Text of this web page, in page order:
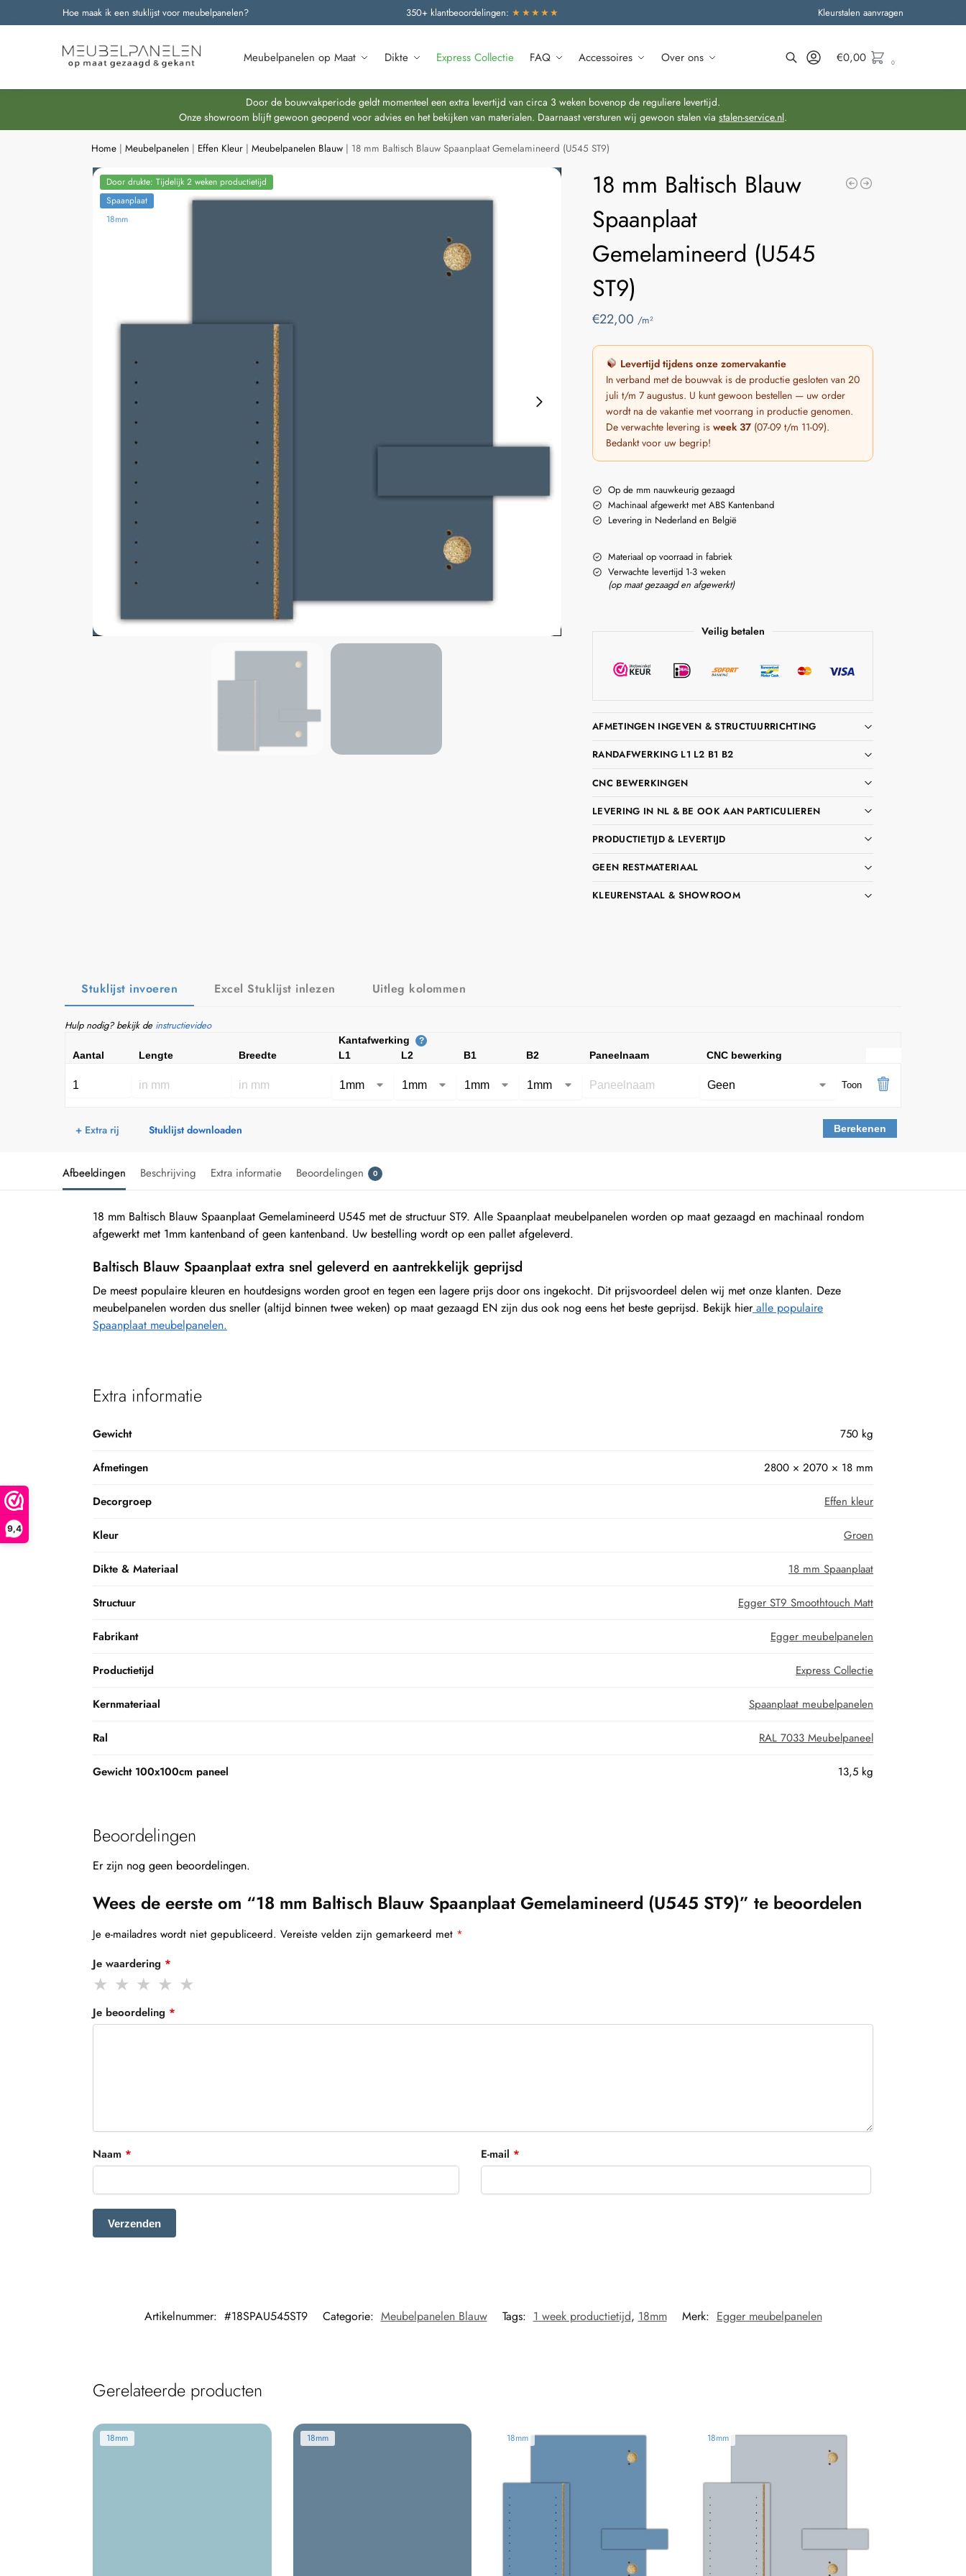
9,4
Hoe maak ik een stuklijst voor meubelpanelen? 350+ klantbeoordelingen: ★★★★★ Kleurstalen aanvragen
Meubelpanelen op Maat Dikte Express Collectie FAQ Accessoires Over ons
Onze nieuwste producten
€0,00 0
Door de bouwvakperiode geldt momenteel een extra levertijd van circa 3 weken bovenop de reguliere levertijd.
Onze showroom blijft gewoon geopend voor advies en het bekijken van materialen. Daarnaast versturen wij gewoon stalen via stalen-service.nl.
Home |Meubelpanelen | Effen Kleur |Meubelpanelen Blauw | 18 mm Baltisch Blauw Spaanplaat Gemelamineerd (U545 ST9)
Door drukte: Tijdelijk 2 weken productietijd
Spaanplaat
18mm
18 mm Baltisch Blauw
Spaanplaat
Gemelamineerd (U545
ST9)
€22,00 /m²
Levertijd tijdens onze zomervakantie
In verband met de bouwvak is de productie gesloten van 20
juli t/m 7 augustus. U kunt gewoon bestellen — uw order
wordt na de vakantie met voorrang in productie genomen.
De verwachte levering isweek 37 (07-09 t/m 11-09).
Bedankt voor uw begrip!
Op de mm nauwkeurig gezaagd
Machinaal afgewerkt met ABS Kantenband
Levering in Nederland en België
Materiaal op voorraad in fabriek
Verwachte levertijd 1-3 weken
(op maat gezaagd en afgewerkt)
Veilig betalen
AFMETINGEN INGEVEN & STRUCTUURRICHTING
RANDAFWERKING L1 L2 B1 B2
CNC BEWERKINGEN
LEVERING IN NL & BE OOK AAN PARTICULIEREN
PRODUCTIETIJD & LEVERTIJD
GEEN RESTMATERIAAL
KLEURENSTAAL & SHOWROOM
Stuklijst invoeren Excel Stuklijst inlezen Uitleg kolommen
Hulp nodig? bekijk de instructievideo
Kantafwerking ?
Aantal Lengte Breedte L1 L2 B1 B2 Paneelnaam CNC bewerking
Toon
+ Extra rij Stuklijst downloaden Berekenen
Afbeeldingen Beschrijving Extra informatie Beoordelingen 0
18 mm Baltisch Blauw Spaanplaat Gemelamineerd U545 met de structuur ST9. Alle Spaanplaat meubelpanelen worden op maat gezaagd en machinaal rondom
afgewerkt met 1mm kantenband of geen kantenband. Uw bestelling wordt op een pallet afgeleverd.
Baltisch Blauw Spaanplaat extra snel geleverd en aantrekkelijk geprijsd
De meest populaire kleuren en houtdesigns worden groot en tegen een lagere prijs door ons ingekocht. Dit prijsvoordeel delen wij met onze klanten. Deze
meubelpanelen worden dus sneller (altijd binnen twee weken) op maat gezaagd EN zijn dus ook nog eens het beste geprijsd. Bekijk hieralle populaire
Spaanplaat meubelpanelen.
Extra informatie
Gewicht 750 kg
Afmetingen 2800 × 2070 × 18 mm
Decorgroep Effen kleur
Kleur Groen
Dikte & Materiaal 18 mm Spaanplaat
Structuur Egger ST9 Smoothtouch Matt
Fabrikant Egger meubelpanelen
Productietijd Express Collectie
Kernmateriaal Spaanplaat meubelpanelen
Ral RAL 7033 Meubelpaneel
Gewicht 100x100cm paneel 13,5 kg
Beoordelingen
Er zijn nog geen beoordelingen.
Wees de eerste om “18 mm Baltisch Blauw Spaanplaat Gemelamineerd (U545 ST9)” te beoordelen
Je e-mailadres wordt niet gepubliceerd. Vereiste velden zijn gemarkeerd met *
Je waardering *
Je beoordeling *
Naam * E-mail *
Artikelnummer: #18SPAU545ST9 Categorie: Meubelpanelen Blauw Tags: 1 week productietijd, 18mm Merk: Egger meubelpanelen
Gerelateerde producten
18mm 18mm 18mm 18mm